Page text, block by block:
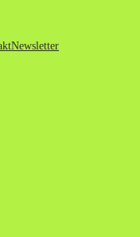
Newsletter